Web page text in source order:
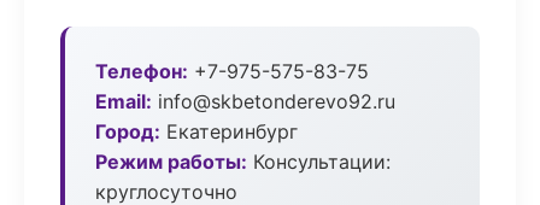
Телефон: +7-975-575-83-75
Email: info@skbetonderevo92.ru
Город: Екатеринбург
Режим работы: Консультации:
круглосуточно